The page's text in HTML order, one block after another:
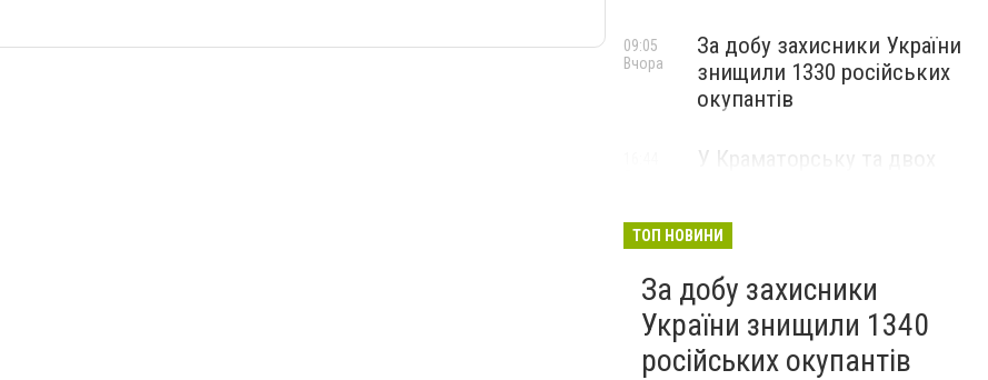
За добу захисники України
знищили 1330 російських
окупантів
09:05
Вчора
У Краматорську та двох
евакуацію дітей із
ТОП НОВИНИ
За добу захисники
України знищили 1340
російських окупантів